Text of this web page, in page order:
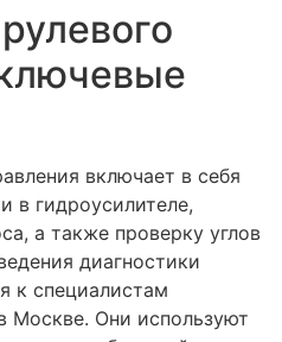
включает в себя
в гидроусилителе,
а также проверку углов
диагностики
к специалистам
Москве. Они используют